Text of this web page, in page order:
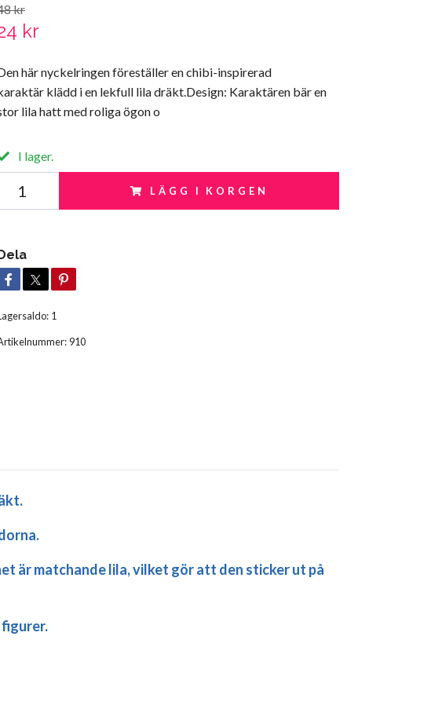
kr
kr
här nyckelringen föreställer en chibi-inspirerad
klädd i en lekfull lila dräkt.Design: Karaktären bär en
lila hatt med roliga ögon o
I lager.
LÄGG I KORGEN
1
910
är matchande lila, vilket gör att den sticker ut på